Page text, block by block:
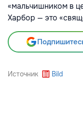
«мальчишником в
Харбор — это
Источник Bild